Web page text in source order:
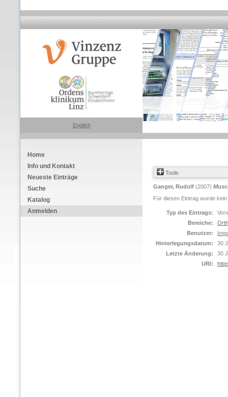
English
Home
Info und Kontakt
Neueste Einträge
Suche
Katalog
Anmelden
Tools
Ganger, Rudolf (2007)
Für diesen Eintrag wurde
Typ des Eintrags:
Bereiche:
Benutzer:
Hinterlegungsdatum:
30
Letzte Änderung:
30
URI: